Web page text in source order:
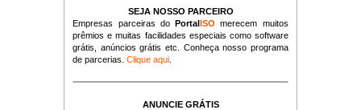
SEJA NOSSO PARCEIRO
Empresas parceiras doPortalISO merecem muitos
prêmios e muitas facilidades especiais como software
grátis, anúncios grátis etc. Conheça nosso programa
de parcerias.Clique aqui
ANUNCIE GRÁTIS